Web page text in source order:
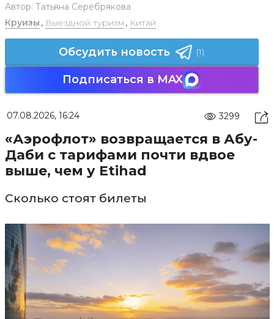
Автор: Татьяна Серебрякова
Круизы , Выездной туризм , Китай
Обсудить новость (1)
Подписаться в MAX
07.08.2026, 16:24 3299
«Аэрофлот» возвращается в Абу-
Даби с тарифами почти вдвое
выше, чем у Etihad
Сколько стоят билеты